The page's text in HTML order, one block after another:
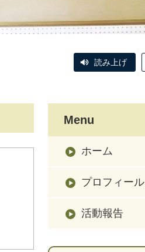
読み上げ
Menu
ホーム
プロフィール
活動報告